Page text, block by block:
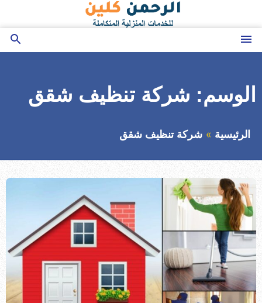
إلى
القائمة
بحث
الوسم: شركة تنظيف شقق
الرئيسية شركة تنظيف شقق